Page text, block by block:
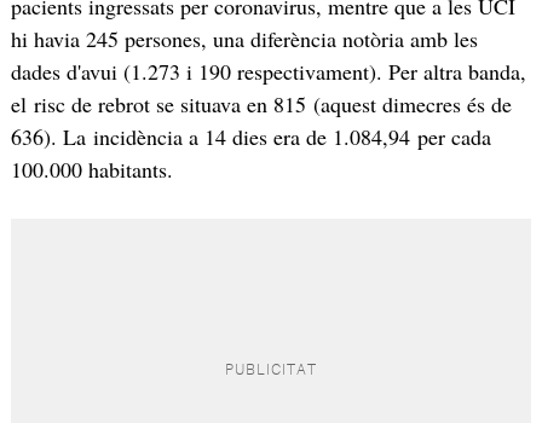
pacients ingressats per coronavirus, mentre que a les UCI
hi havia 245 persones, una diferència notòria amb les
dades d'avui (1.273 i 190 respectivament). Per altra banda,
el risc de rebrot se situava en 815 (aquest dimecres és de
636). La incidència a 14 dies era de 1.084,94 per cada
100.000 habitants.